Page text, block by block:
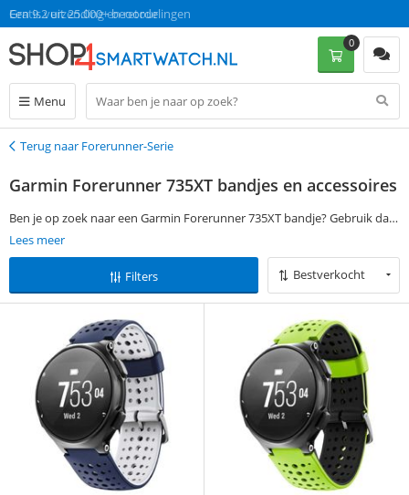
Gratis verzending en retour
Een 9.2 uit 25.000+ beoordelingen
Menu
0
Terug
Terug naar Forerunner-Serie
Garmin Forerunner 735XT bandjes en accessoires
Ben je op zoek naar een Garmin Forerunner 735XT bandje? Gebruik dan
de filtermogelijkheden aan de linkerkant van deze pagina om jouw
favoriete Garmin Forerunner 735XT bandje of accessoire te vinden.
Bestel vervolgens op werkdagen voor 13:00 en ontvang jouw Garmin
Forerunner 735XT bandje de volgende dag al, zonder verzendkosten.
Lees meer
Filters Bestverkocht